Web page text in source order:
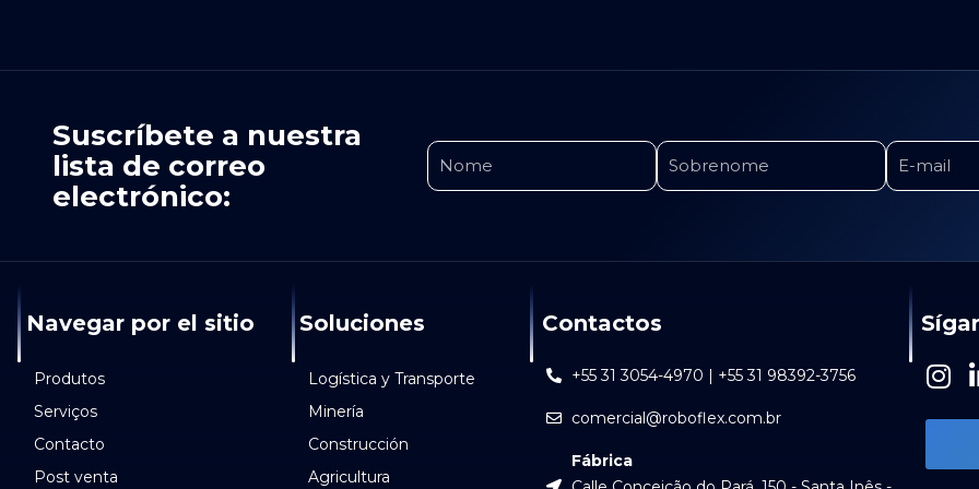
Suscríbete a nuestra
lista de correo
electrónico:
Navegar por el sitio
Produtos
Serviços
Contacto
Post venta
Soluciones
Logística y Transporte
Minería
Construcción
Agricultura
Contactos
+55 31 3054-4970 | +55 31 98392-3756
comercial@roboflex.com.br
Fábrica
I
s